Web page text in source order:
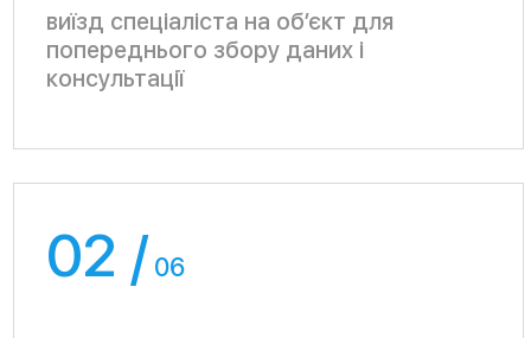
гарантійне і післягарантійне
обслуговування системи контролю
06 /
інструктаж користувача